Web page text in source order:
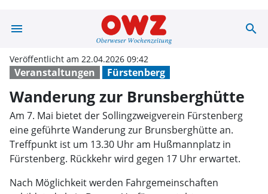
menu Wanderung zur
search
Veranstaltungen Fürstenberg
Veröffentlicht am 22.04.2026 09:42
Wanderung zur Brunsberghütte
Am 7. Mai bietet der Sollingzweigverein Fürstenberg
eine geführte Wanderung zur Brunsberghütte an.
Treffpunkt ist um 13.30 Uhr am Hußmannplatz in
Fürstenberg. Rückkehr wird gegen 17 Uhr erwartet.
Nach Möglichkeit werden Fahrgemeinschaften